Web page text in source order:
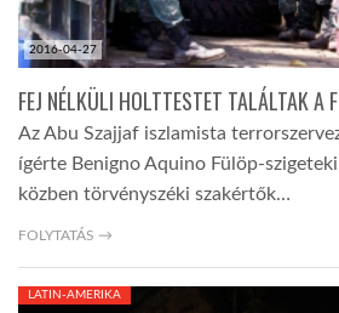
2016-04-27
FEJ NÉLKÜLI HOLTTESTET TALÁLTAK A
Az Abu Szajjaf iszlamista
ígérte Benigno Aquino Fülöp-
közben törvényszéki szakértők…
FOLYTATÁS →
LATIN-AMERIKA